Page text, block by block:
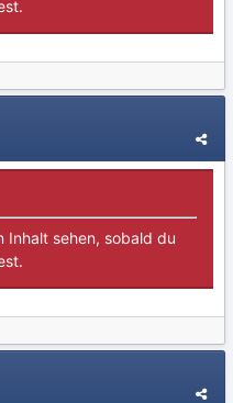
Inhalt sehen, sobald du